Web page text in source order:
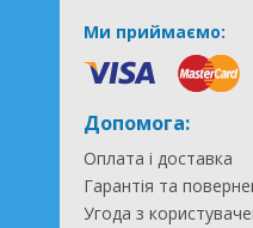
Ми приймаємо:
Допомога:
Оплата і доставка
Гарантія та
Угода з